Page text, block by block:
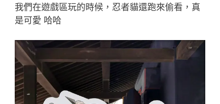
我們在遊戲區玩的時候，忍者貓還跑來偷看，真
是可愛 哈哈